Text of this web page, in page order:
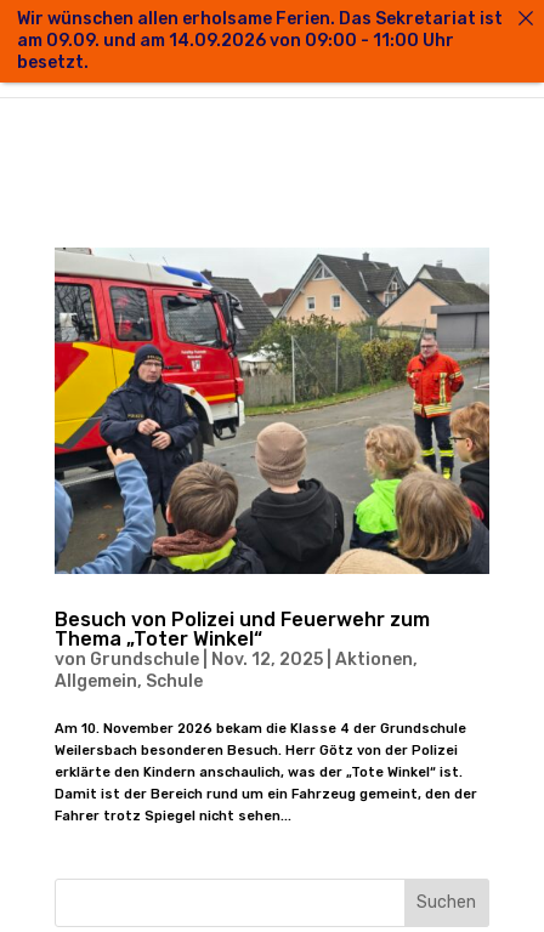
Besuch von Polizei und Feuerwehr zum
Thema „Toter Winkel“
von Grundschule| Nov. 12, 2025| Aktionen,
Allgemein, Schule
Am 10. November 2026 bekam die Klasse 4 der Grundschule
Weilersbach besonderen Besuch. Herr Götz von der Polizei
erklärte den Kindern anschaulich, was der „Tote Winkel“ ist.
Damit ist der Bereich rund um ein Fahrzeug gemeint, den der
Fahrer trotz Spiegel nicht sehen...
Suchen
Wir wünschen allen erholsame Ferien. Das Sekretariat ist
am 09.09. und am 14.09.2026 von 09:00 - 11:00 Uhr
besetzt.